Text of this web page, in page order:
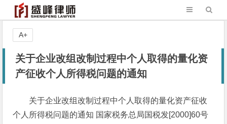
关于企业改组改制过程中个人取得的量化资
产征收个人所得税问题的通知
关于企业改组改制过程中个人取得的量化资产征收
个人所得税问题的通知 国家税务总局国税发[2000]60号
A+